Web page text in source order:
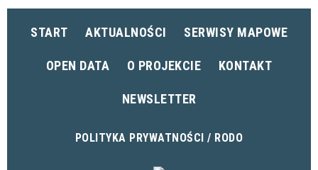
START AKTUALNOŚCI SERWISY MAPOWE
OPEN DATA O PROJEKCIE KONTAKT
NEWSLETTER
POLITYKA PRYWATNOŚCI / RODO